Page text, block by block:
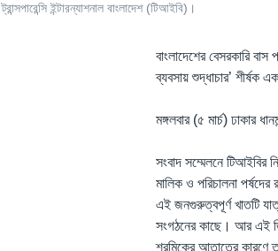
ট্রান্সপারেন্সি ইন্টারন্যাশনাল বাংলাদেশ (টিআইবি)।
বাংলাদেশের বেসরকারি
ব্যবসায় শুদ্ধাচার’ শীর্ষক
মঙ্গলবার (৫ মার্চ) ঢাকার
সংবাদ সম্মেলনে টিআইবির
মালিক ও পরিচালনা
এই জনগুরুত্বপূর্ণ খাতটি
সংগঠনের কাছে। আর এই
শ্রমিকের আতাতের কারণে